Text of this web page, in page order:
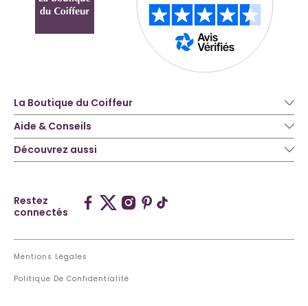
La Boutique du Coiffeur
Aide & Conseils
Découvrez aussi
Restez
connectés
Mentions Légales
Politique De Confidentialité